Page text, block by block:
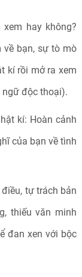
hay không?
về bạn, sự tò mò
kí rồi mở ra xem
ngữ độc thoại).
kí: Hoàn cảnh
của bạn về tình
tự trách bản
thiếu văn minh
đan xen với bộc